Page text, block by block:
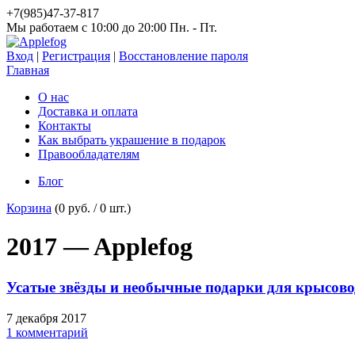
+7(985)47-37-817
Мы работаем c 10:00 до 20:00 Пн. - Пт.
Вход | Регистрация | Восстановление пароля
Главная
О нас
Доставка и оплата
Контакты
Как выбрать украшение в подарок
Правообладателям
Блог
Корзина (0 руб. /0 шт.)
2017 — Applefog
Усатые звёзды и необычные подарки для
7 декабря 2017
1 комментарий